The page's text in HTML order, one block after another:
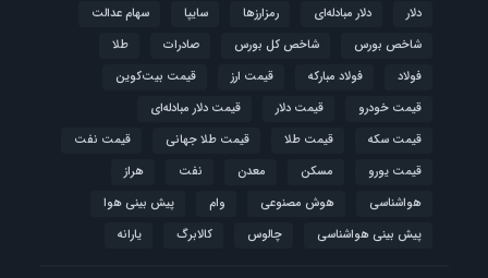
دلار
دلار مبادله‌ای رمزارزها سایپا
سهام عدالت
شاخص بورس
شاخص کل بورس صادرات
طلا
فولاد
فولاد مبارکه قیمت ارز
قیمت بیت‌کوین
قیمت خودرو
قیمت دلار
قیمت دلار مبادله‌ای
قیمت سکه
قیمت طلا قیمت طلا جهانی
قیمت نفت
قیمت یورو
مسکن معدن نفت
هراز
هواشناسی
هوش مصنوعی وام
پیش بینی هوا
پیش بینی هواشناسی
چالوس کالابرگ یارانه